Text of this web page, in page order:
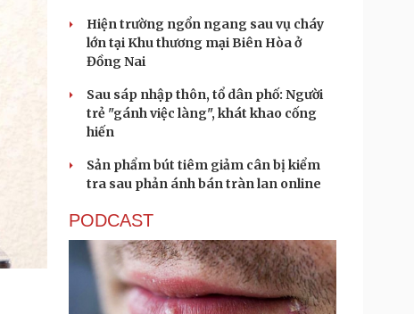
Hiện trường ngổn ngang sau vụ cháy
lớn tại Khu thương mại Biên Hòa ở
Đồng Nai
Sau sáp nhập thôn, tổ dân phố: Người
trẻ "gánh việc làng", khát khao cống
hiến
Sản phẩm bút tiêm giảm cân bị kiểm
tra sau phản ánh bán tràn lan online
PODCAST